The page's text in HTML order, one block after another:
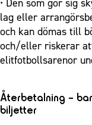
• Den som gör sig
lag eller
och kan dömas till
och/eller riskerar
elitfotbollsarenor
Återbetalning –
biljetter